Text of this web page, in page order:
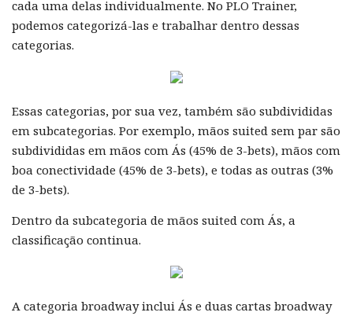
cada uma delas individualmente. No PLO Trainer,
podemos categorizá-las e trabalhar dentro dessas
categorias.
Essas categorias, por sua vez, também são subdivididas
em subcategorias. Por exemplo, mãos suited sem par são
subdivididas em mãos com Ás (45% de 3-bets), mãos com
boa conectividade (45% de 3-bets), e todas as outras (3%
de 3-bets).
Dentro da subcategoria de mãos suited com Ás, a
classificação continua.
A categoria broadway inclui Ás e duas cartas broadway